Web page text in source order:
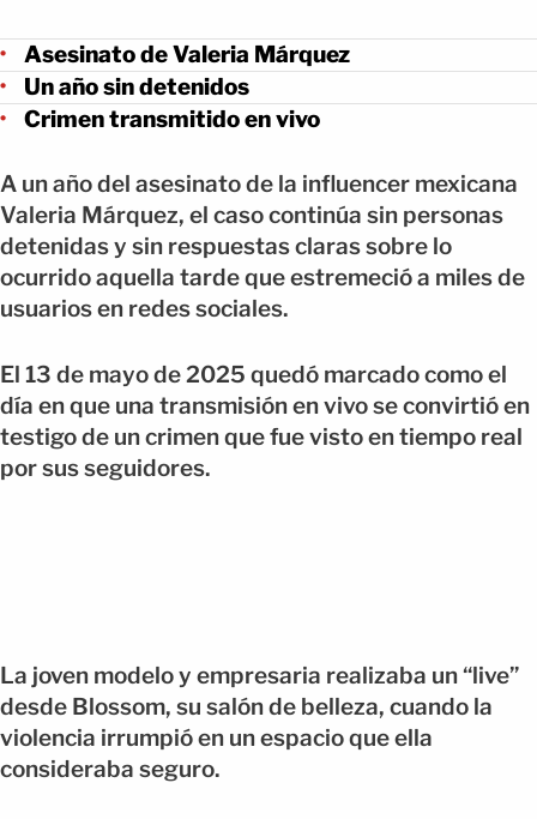
Asesinato de Valeria Márquez
Un año sin detenidos
Crimen transmitido en vivo
A un año del asesinato de la influencer mexicana
Valeria Márquez, el caso continúa sin personas
detenidas y sin respuestas claras sobre lo
ocurrido aquella tarde que estremeció a miles de
usuarios en redes sociales.
El 13 de mayo de 2025 quedó marcado como el
día en que una transmisión en vivo se convirtió en
testigo de un crimen que fue visto en tiempo real
por sus seguidores.
La joven modelo y empresaria realizaba un “live”
desde Blossom, su salón de belleza, cuando la
violencia irrumpió en un espacio que ella
consideraba seguro.